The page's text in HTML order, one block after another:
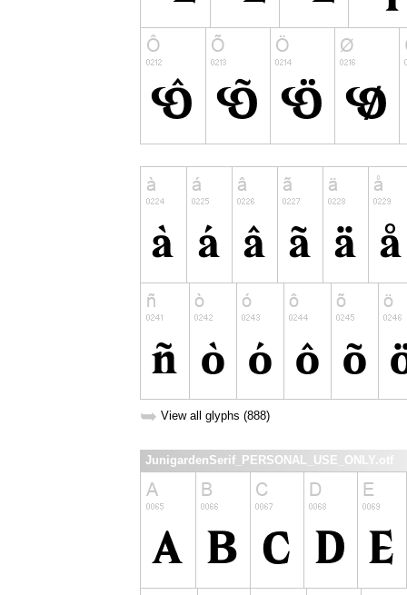
➥ View all glyphs (888)
JunigardenSerif_PERSONAL_USE_ONLY.otf